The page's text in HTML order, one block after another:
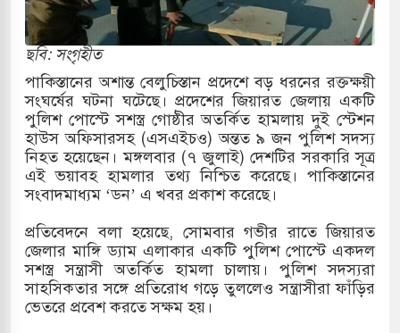
ছাড়লেন জনপ্রিয় ভারতীয় সাংবাদিক ময়ূখ রঞ্জন
অ্যারেস্ট আবেদন, বরগুনার এসআইয়ের বিরুদ্ধে
নতুন বাংলাদেশের পথচলার কেন্দ্র হবে: ড.
বিভিন্ন খাতে সৌদির বিনিয়োগের আহবান প্রধানমন্ত্রীর
ছাত্রদল ও ছাত্রলীগের আচরণ ইসরায়েলের
ছবি: সংগৃহীত
পাকিস্তানের অশান্ত বেলুচিস্তান প্রদেশে বড় ধরনের রক্তক্ষয়ী
সংঘর্ষের ঘটনা ঘটেছে। প্রদেশের জিয়ারত জেলায় একটি
পুলিশ পোস্টে সশস্ত্র গোষ্ঠীর অতর্কিত হামলায় দুই স্টেশন
হাউস অফিসারসহ (এসএইচও) অন্তত ৯ জন পুলিশ সদস্য
নিহত হয়েছেন। মঙ্গলবার (৭ জুলাই) দেশটির সরকারি সূত্র
এই ভয়াবহ হামলার তথ্য নিশ্চিত করেছে। পাকিস্তানের
সংবাদমাধ্যম ‘ডন’ এ খবর প্রকাশ করেছে।
প্রতিবেদনে বলা হয়েছে, সোমবার গভীর রাতে জিয়ারত
জেলার মাঙ্গি ড্যাম এলাকার একটি পুলিশ পোস্টে একদল
সশস্ত্র সন্ত্রাসী অতর্কিত হামলা চালায়। পুলিশ সদস্যরা
সাহসিকতার সঙ্গে প্রতিরোধ গড়ে তুললেও সন্ত্রাসীরা ফাঁড়ির
ভেতরে প্রবেশ করতে সক্ষম হয়।